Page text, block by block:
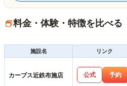
料金・体験・特徴を比べる
施設名
リンク
カーブス近鉄布施店 公式 予約